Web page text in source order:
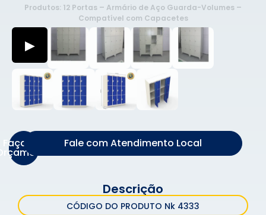
Produtos: 12 Portas – Armário de Aço Guarda-Volumes –
Compatível com Capacetes
▶
Faça um Fale com Atendimento Local
Descrição
CÓDIGO DO PRODUTO Nk 4333